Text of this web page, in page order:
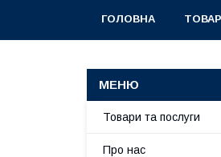
ГОЛОВНА
Товари та послуги
Про нас